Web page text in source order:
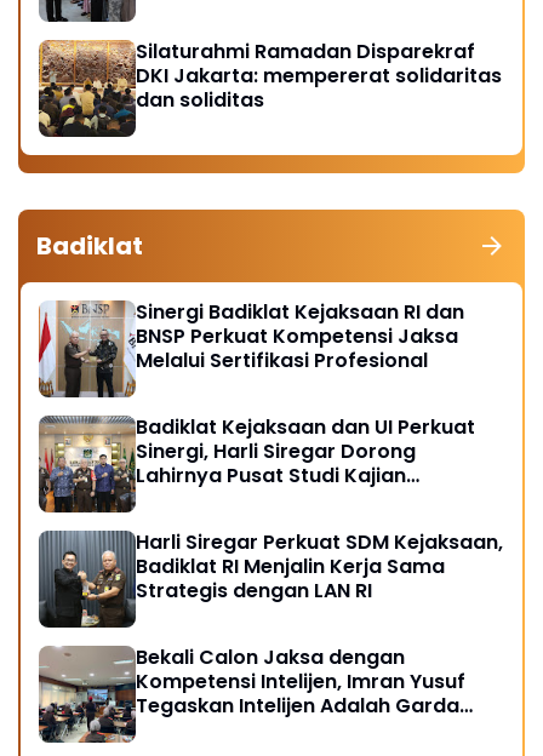
Silaturahmi Ramadan Disparekraf
DKI Jakarta: mempererat solidaritas
dan soliditas
Badiklat
Sinergi Badiklat Kejaksaan RI dan
BNSP Perkuat Kompetensi Jaksa
Melalui Sertifikasi Profesional
Badiklat Kejaksaan dan UI Perkuat
Sinergi, Harli Siregar Dorong
Lahirnya Pusat Studi Kajian
Harli Siregar Perkuat SDM Kejaksaan,
Badiklat RI Menjalin Kerja Sama
Strategis dengan LAN RI
Bekali Calon Jaksa dengan
Kompetensi Intelijen, Imran Yusuf
Tegaskan Intelijen Adalah Garda